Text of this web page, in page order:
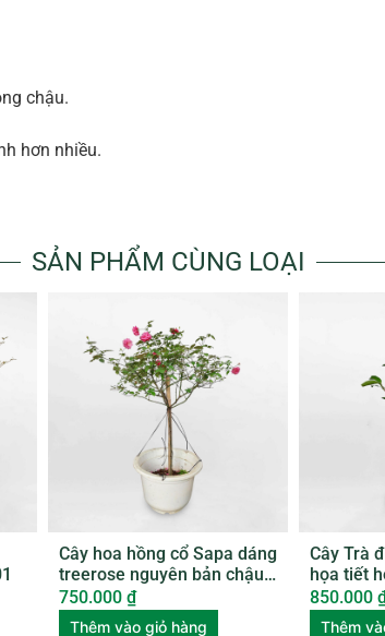
chậu.
hơn nhiều.
SẢN PHẨM CÙNG LOẠI
Cây hoa hồng cổ Sapa dáng
treerose nguyên bản chậu
nhựa ROSE005
750.000 ₫
Thêm vào giỏ hàng
Cây Trà
họa tiết
Japonica
850.000
Thêm